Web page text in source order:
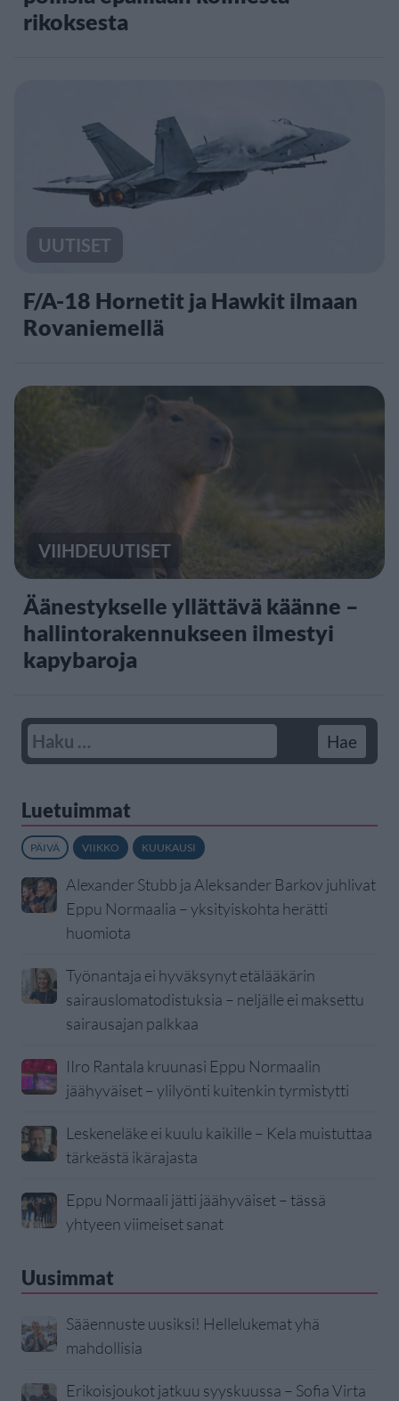
rikoksesta
UUTISET
F/A-18 Hornetit ja Hawkit ilmaan
Rovaniemellä
VIIHDEUUTISET
Äänestykselle yllättävä käänne –
hallintorakennukseen ilmestyi
kapybaroja
Luetuimmat
PÄIVÄ VIIKKO KUUKAUSI
Alexander Stubb ja Aleksander Barkov juhlivat
Eppu Normaalia – yksityiskohta herätti
huomiota
Työnantaja ei hyväksynyt etälääkärin
sairauslomatodistuksia – neljälle ei maksettu
sairausajan palkkaa
IIro Rantala kruunasi Eppu Normaalin
jäähyväiset – ylilyönti kuitenkin tyrmistytti
Leskeneläke ei kuulu kaikille – Kela muistuttaa
tärkeästä ikärajasta
Eppu Normaali jätti jäähyväiset – tässä
yhtyeen viimeiset sanat
Uusimmat
Sääennuste uusiksi! Hellelukemat yhä
mahdollisia
Erikoisjoukot jatkuu syyskuussa – Sofia Virta